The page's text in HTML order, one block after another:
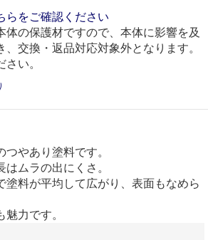
らをご確認ください
の保護材ですので、本体に影響を及
交換・返品対応対象外となります。
い。
やあり塗料です。
ムラの出にくさ。
塗料が平均して広がり、表面もなめら
魅力です。